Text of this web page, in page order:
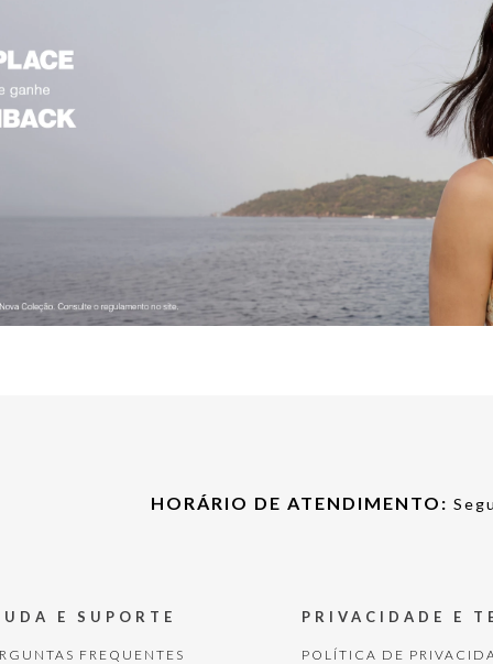
HORÁRIO DE ATENDIMENTO:
E SUPORTE
FREQUENTES
PRIVACIDADE E
POLÍTICA DE